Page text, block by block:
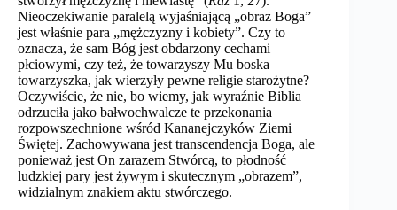
Nieoczekiwanie paralelą wyjaśniającą „obraz Boga”
jest właśnie para „mężczyzny i kobiety”. Czy to
oznacza, że ​​sam Bóg jest obdarzony cechami
płciowymi, czy też, że towarzyszy Mu boska
towarzyszka, jak wierzyły pewne religie starożytne?
Oczywiście, że nie, bo wiemy, jak wyraźnie Biblia
odrzuciła jako bałwochwalcze te przekonania
rozpowszechnione wśród Kananejczyków Ziemi
Świętej. Zachowywana jest transcendencja Boga, ale
ponieważ jest On zarazem Stwórcą, to płodność
ludzkiej pary jest żywym i skutecznym „obrazem”,
widzialnym znakiem aktu stwórczego.